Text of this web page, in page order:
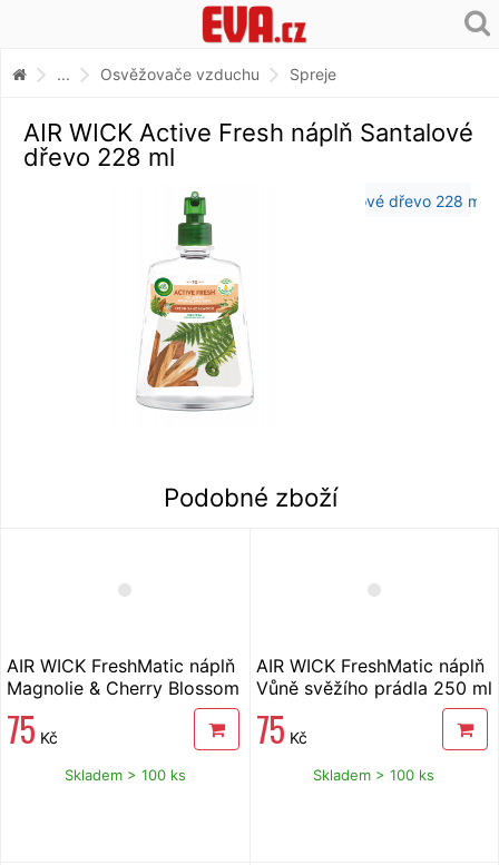
... Osvěžovače vzduchu Spreje
AIR WICK Active Fresh náplň Santalové
dřevo 228 ml
Podobné zboží
AIR WICK FreshMatic náplň
Magnolie & Cherry Blossom
75 Kč
Skladem > 100 ks
AIR WICK FreshMatic náplň
Vůně svěžího prádla 250 ml
75 Kč
Skladem > 100 ks